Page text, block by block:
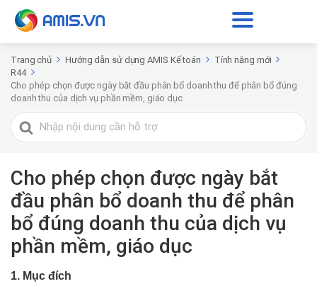
Trang chủ Hướng dẫn sử dụng AMIS Kế toán
Tính năng mới
R44
Cho phép chọn được ngày bắt đầu phân bổ doanh thu để phân bổ đúng
doanh thu của dịch vụ phần mềm, giáo dục
Tìm
kiếm
Cho phép chọn được ngày bắt
đầu phân bổ doanh thu để phân
bổ đúng doanh thu của dịch vụ
phần mềm, giáo dục
1. Mục đích